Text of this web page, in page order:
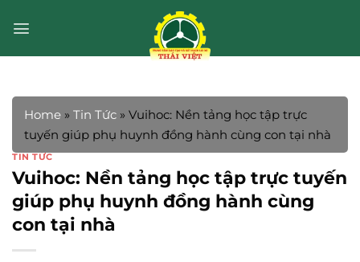
qua
Home » Tin Tức » Vuihoc: Nền tảng học tập trực
tuyến giúp phụ huynh đồng hành cùng con tại nhà
TIN TỨC
Vuihoc: Nền tảng học tập trực tuyến
giúp phụ huynh đồng hành cùng
con tại nhà